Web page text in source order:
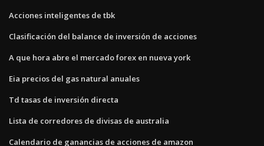
Acciones inteligentes de tbk
Clasificación del balance de inversión de acciones
A que hora abre el mercado forex en nueva york
Eia precios del gas natural anuales
Td tasas de inversión directa
Lista de corredores de divisas de australia
Calendario de ganancias de acciones de amazon